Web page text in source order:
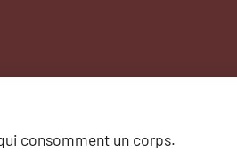
consomment un corps.